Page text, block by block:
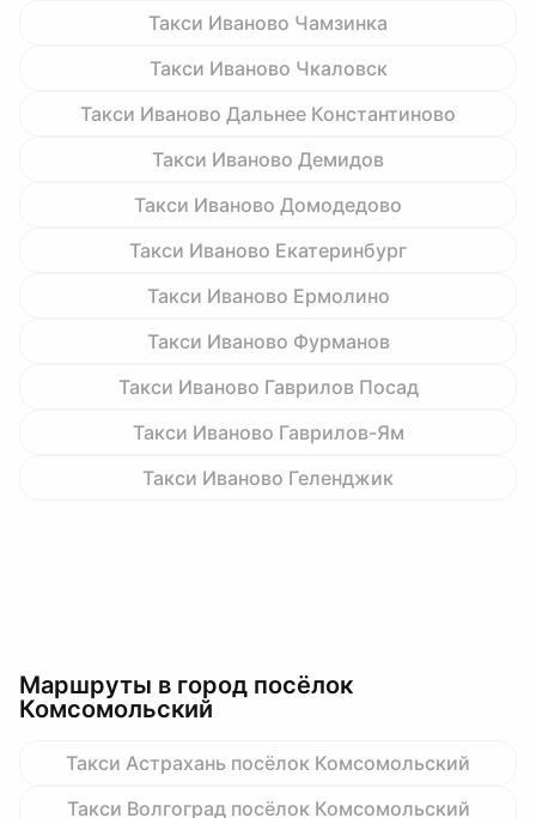
Такси Иваново Чамзинка
Такси Иваново Чкаловск
Такси Иваново Дальнее Константиново
Такси Иваново Демидов
Такси Иваново Домодедово
Такси Иваново Екатеринбург
Такси Иваново Ермолино
Такси Иваново Фурманов
Такси Иваново Гаврилов Посад
Такси Иваново Гаврилов-Ям
Такси Иваново Геленджик
Маршруты в город посёлок
Комсомольский
Такси Астрахань посёлок Комсомольский
Такси Волгоград посёлок Комсомольский